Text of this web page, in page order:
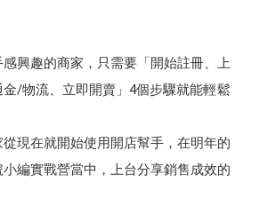
興趣的商家，只需要「開始註冊、上
/物流、立即開賣」4個步驟就能輕鬆
現在就開始使用開店幫⼿，在明年的
小編實戰營當中，上台分享銷售成效的